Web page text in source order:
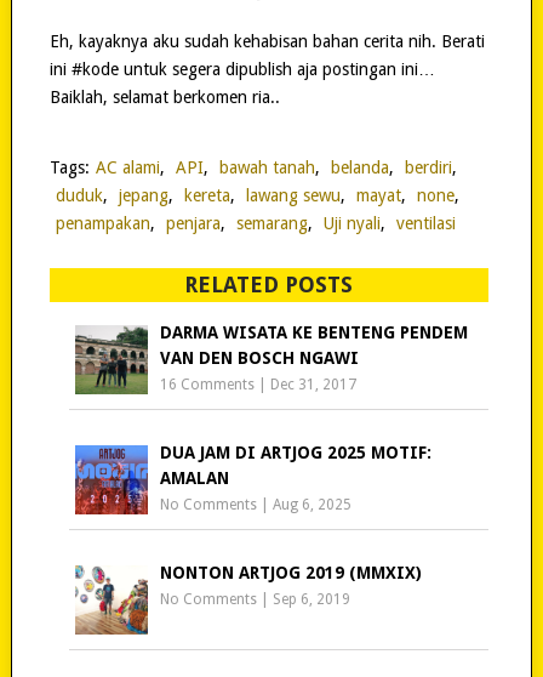
Eh, kayaknya aku sudah kehabisan bahan cerita nih. Berati
ini #kode untuk segera dipublish aja postingan ini…
Baiklah, selamat berkomen ria..
Tags: AC alami, API, bawah tanah, belanda, berdiri,
duduk, jepang, kereta, lawang sewu, mayat, none,
penampakan, penjara, semarang, Uji nyali, ventilasi
RELATED POSTS
DARMA WISATA KE BENTENG PENDEM
VAN DEN BOSCH NGAWI
16 Comments Dec 31, 2017
DUA JAM DI ARTJOG 2025 MOTIF:
AMALAN
No Comments |Aug 6, 2025
NONTON ARTJOG 2019 (MMXIX)
No Comments Sep 6, 2019